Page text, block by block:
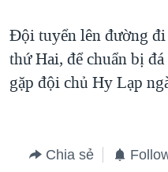
TRỊNH VĨNH BÌNH VS.
NGƯ DÂN VIỆT VÀ LÀN
Đội tuyển lên đường đi
thứ Hai, để chuẩn bị
gặp đội chủ Hy Lạp
Chia sẻ